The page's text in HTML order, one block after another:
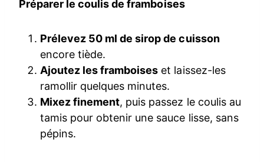
Préparer le coulis de framboises
Prélevez 50 ml de sirop de cuisson
encore tiède.
Ajoutez les framboises et laissez-les
ramollir quelques minutes.
Mixez finement, puis passez le coulis au
tamis pour obtenir une sauce lisse, sans
pépins.